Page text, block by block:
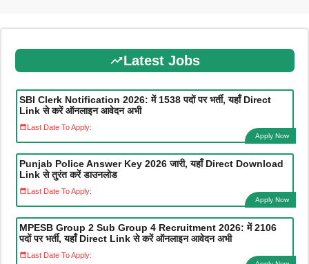
Latest Jobs
SBI Clerk Notification 2026: में 1538 पदों पर भर्ती, यहाँ Direct
Link से करें ऑनलाइन आवेदन अभी
Last Date To Apply:
Apply Now
Punjab Police Answer Key 2026 जारी, यहाँ Direct Download
Link से तुरंत करें डाउनलोड
Last Date To Apply:
Apply Now
MPESB Group 2 Sub Group 4 Recruitment 2026: में 2106
पदों पर भर्ती, यहाँ Direct Link से करें ऑनलाइन आवेदन अभी
Last Date To Apply: